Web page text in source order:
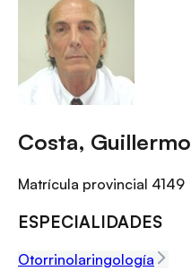
Costa, Guillermo
Matrícula provincial 4149
ESPECIALIDADES
Otorrinolaringología